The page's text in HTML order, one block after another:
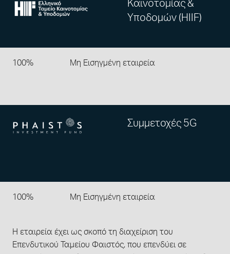
Καινοτομίας &
Υποδομών (HIIF)
100% Μη Εισηγμένη εταιρεία
Συμμετοχές 5G
100% Μη Εισηγμένη εταιρεία
Η εταιρεία έχει ως σκοπό τη διαχείριση του
Επενδυτικού Ταμείου Φαιστός, που επενδύει σε